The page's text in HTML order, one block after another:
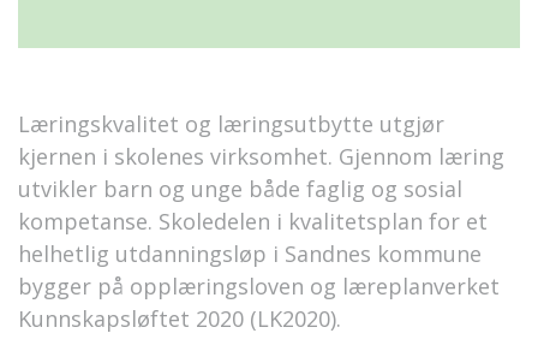
Læringskvalitet og læringsutbytte utgjør
kjernen i skolenes virksomhet. Gjennom læring
utvikler barn og unge både faglig og sosial
kompetanse. Skoledelen i kvalitetsplan for et
helhetlig utdanningsløp i Sandnes kommune
bygger på opplæringsloven og læreplanverket
Kunnskapsløftet 2020 (LK2020).